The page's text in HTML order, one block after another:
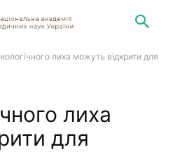
лиха можуть відкрити для
лиха
для